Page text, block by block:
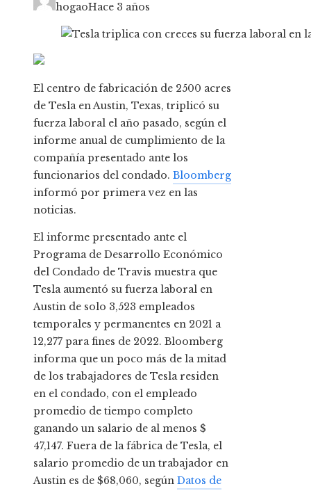
hogaoHace 3 años
El centro de fabricación de 2500 acres
de Tesla en Austin, Texas, triplicó su
fuerza laboral el año pasado, según el
informe anual de cumplimiento de la
compañía presentado ante los
funcionarios del condado. Bloomberg
informó por primera vez en las
noticias.
El informe presentado ante el
Programa de Desarrollo Económico
del Condado de Travis muestra que
Tesla aumentó su fuerza laboral en
Austin de solo 3,523 empleados
temporales y permanentes en 2021 a
12,277 para fines de 2022. Bloomberg
informa que un poco más de la mitad
de los trabajadores de Tesla residen
en el condado, con el empleado
promedio de tiempo completo
ganando un salario de al menos $
47,147. Fuera de la fábrica de Tesla, el
salario promedio de un trabajador en
Austin es de $68,060, según Datos de